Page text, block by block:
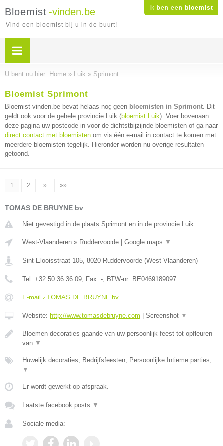
Ik ben een bloemist
Bloemist -vinden.be
Vind een bloemist bij u in de buurt!
U bent nu hier: Home » Luik » Sprimont
Bloemist Sprimont
Bloemist-vinden.be bevat helaas nog geen bloemisten in Sprimont. Dit
geldt ook voor de gehele provincie Luik (bloemist Luik). Voer bovenaan
deze pagina uw postcode in voor de dichtstbijzijnde bloemisten of ga naar
direct contact met bloemisten om via één e-mail in contact te komen met
meerdere bloemisten tegelijk. Hieronder worden nu overige resultaten
getoond.
1 2 » »»
TOMAS DE BRUYNE bv
Niet gevestigd in de plaats Sprimont en in de provincie Luik.
West-Vlaanderen » Ruddervoorde Google maps ▼
Sint-Elooisstraat 105, 8020 Ruddervoorde (West-Vlaanderen)
Tel: +32 50 36 36 09, Fax: -, BTW-nr: BE0469189097
E-mail › TOMAS DE BRUYNE bv
Website: http://www.tomasdebruyne.com Screenshot ▼
Bloemen decoraties gaande van uw persoonlijk feest tot opfleuren
van ▼
Huwelijk decoraties, Bedrijfsfeesten, Persoonlijke Intieme parties,
▼
Er wordt gewerkt op afspraak.
Laatste facebook posts ▼
Sociale media: